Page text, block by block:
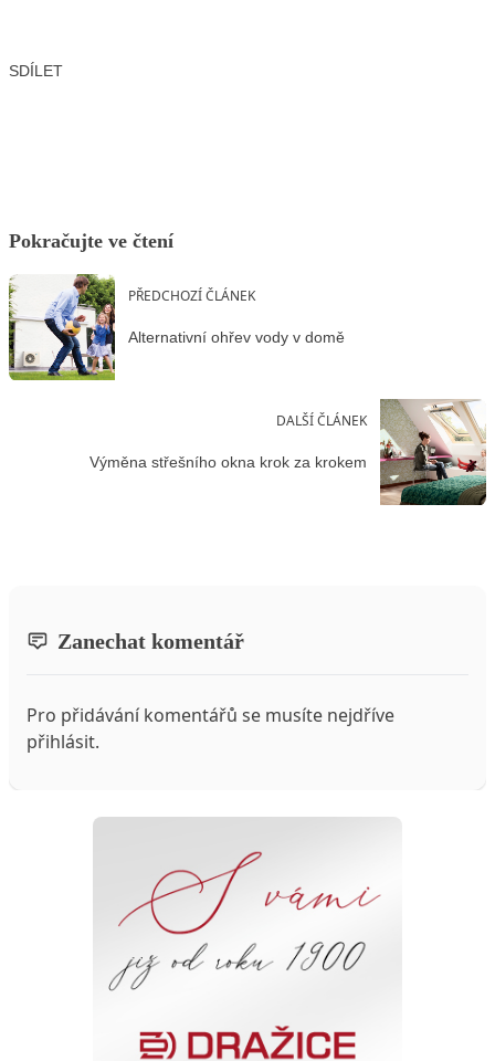
SDÍLET
Pokračujte ve čtení
PŘEDCHOZÍ ČLÁNEK
Alternativní ohřev vody v domě
DALŠÍ ČLÁNEK
Výměna střešního okna krok za krokem
Zanechat komentář
Pro přidávání komentářů se musíte nejdříve
přihlásit.